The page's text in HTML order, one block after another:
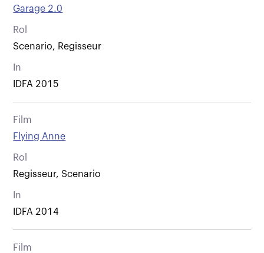
Garage 2.0
Rol
Scenario, Regisseur
In
IDFA 2015
Film
Flying Anne
Rol
Regisseur, Scenario
In
IDFA 2014
Film